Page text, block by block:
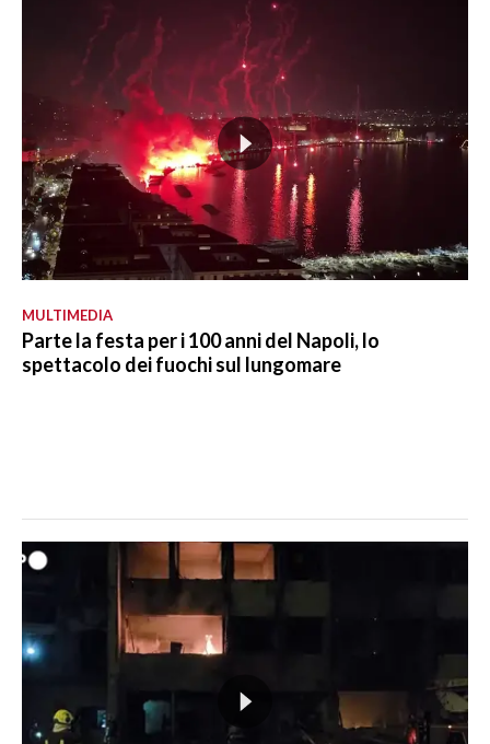
MULTIMEDIA
Parte la festa per i 100 anni del Napoli, lo
spettacolo dei fuochi sul lungomare